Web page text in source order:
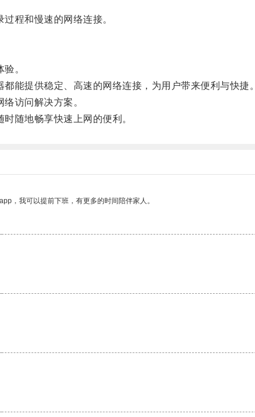
程和慢速的网络连接。
。
提供稳定、高速的网络连接，为用户带来便利与快捷。
访问解决方案。
随地畅享快速上网的便利。
，我可以提前下班，有更多的时间陪伴家人。